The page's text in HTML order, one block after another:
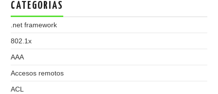
CATEGORIAS
.net framework
802.1x
AAA
Accesos remotos
ACL